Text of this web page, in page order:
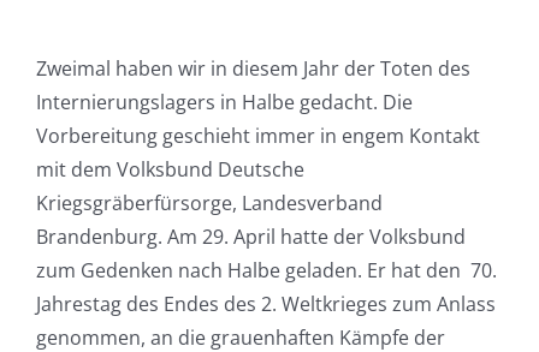
Zweimal haben wir in diesem Jahr der Toten des
Internierungslagers in Halbe gedacht. Die
Vorbereitung geschieht immer in engem Kontakt
mit dem Volksbund Deutsche
Kriegsgräberfürsorge, Landesverband
Brandenburg. Am 29. April hatte der Volksbund
zum Gedenken nach Halbe geladen. Er hat den 70.
Jahrestag des Endes des 2. Weltkrieges zum Anlass
genommen, an die grauenhaften Kämpfe der